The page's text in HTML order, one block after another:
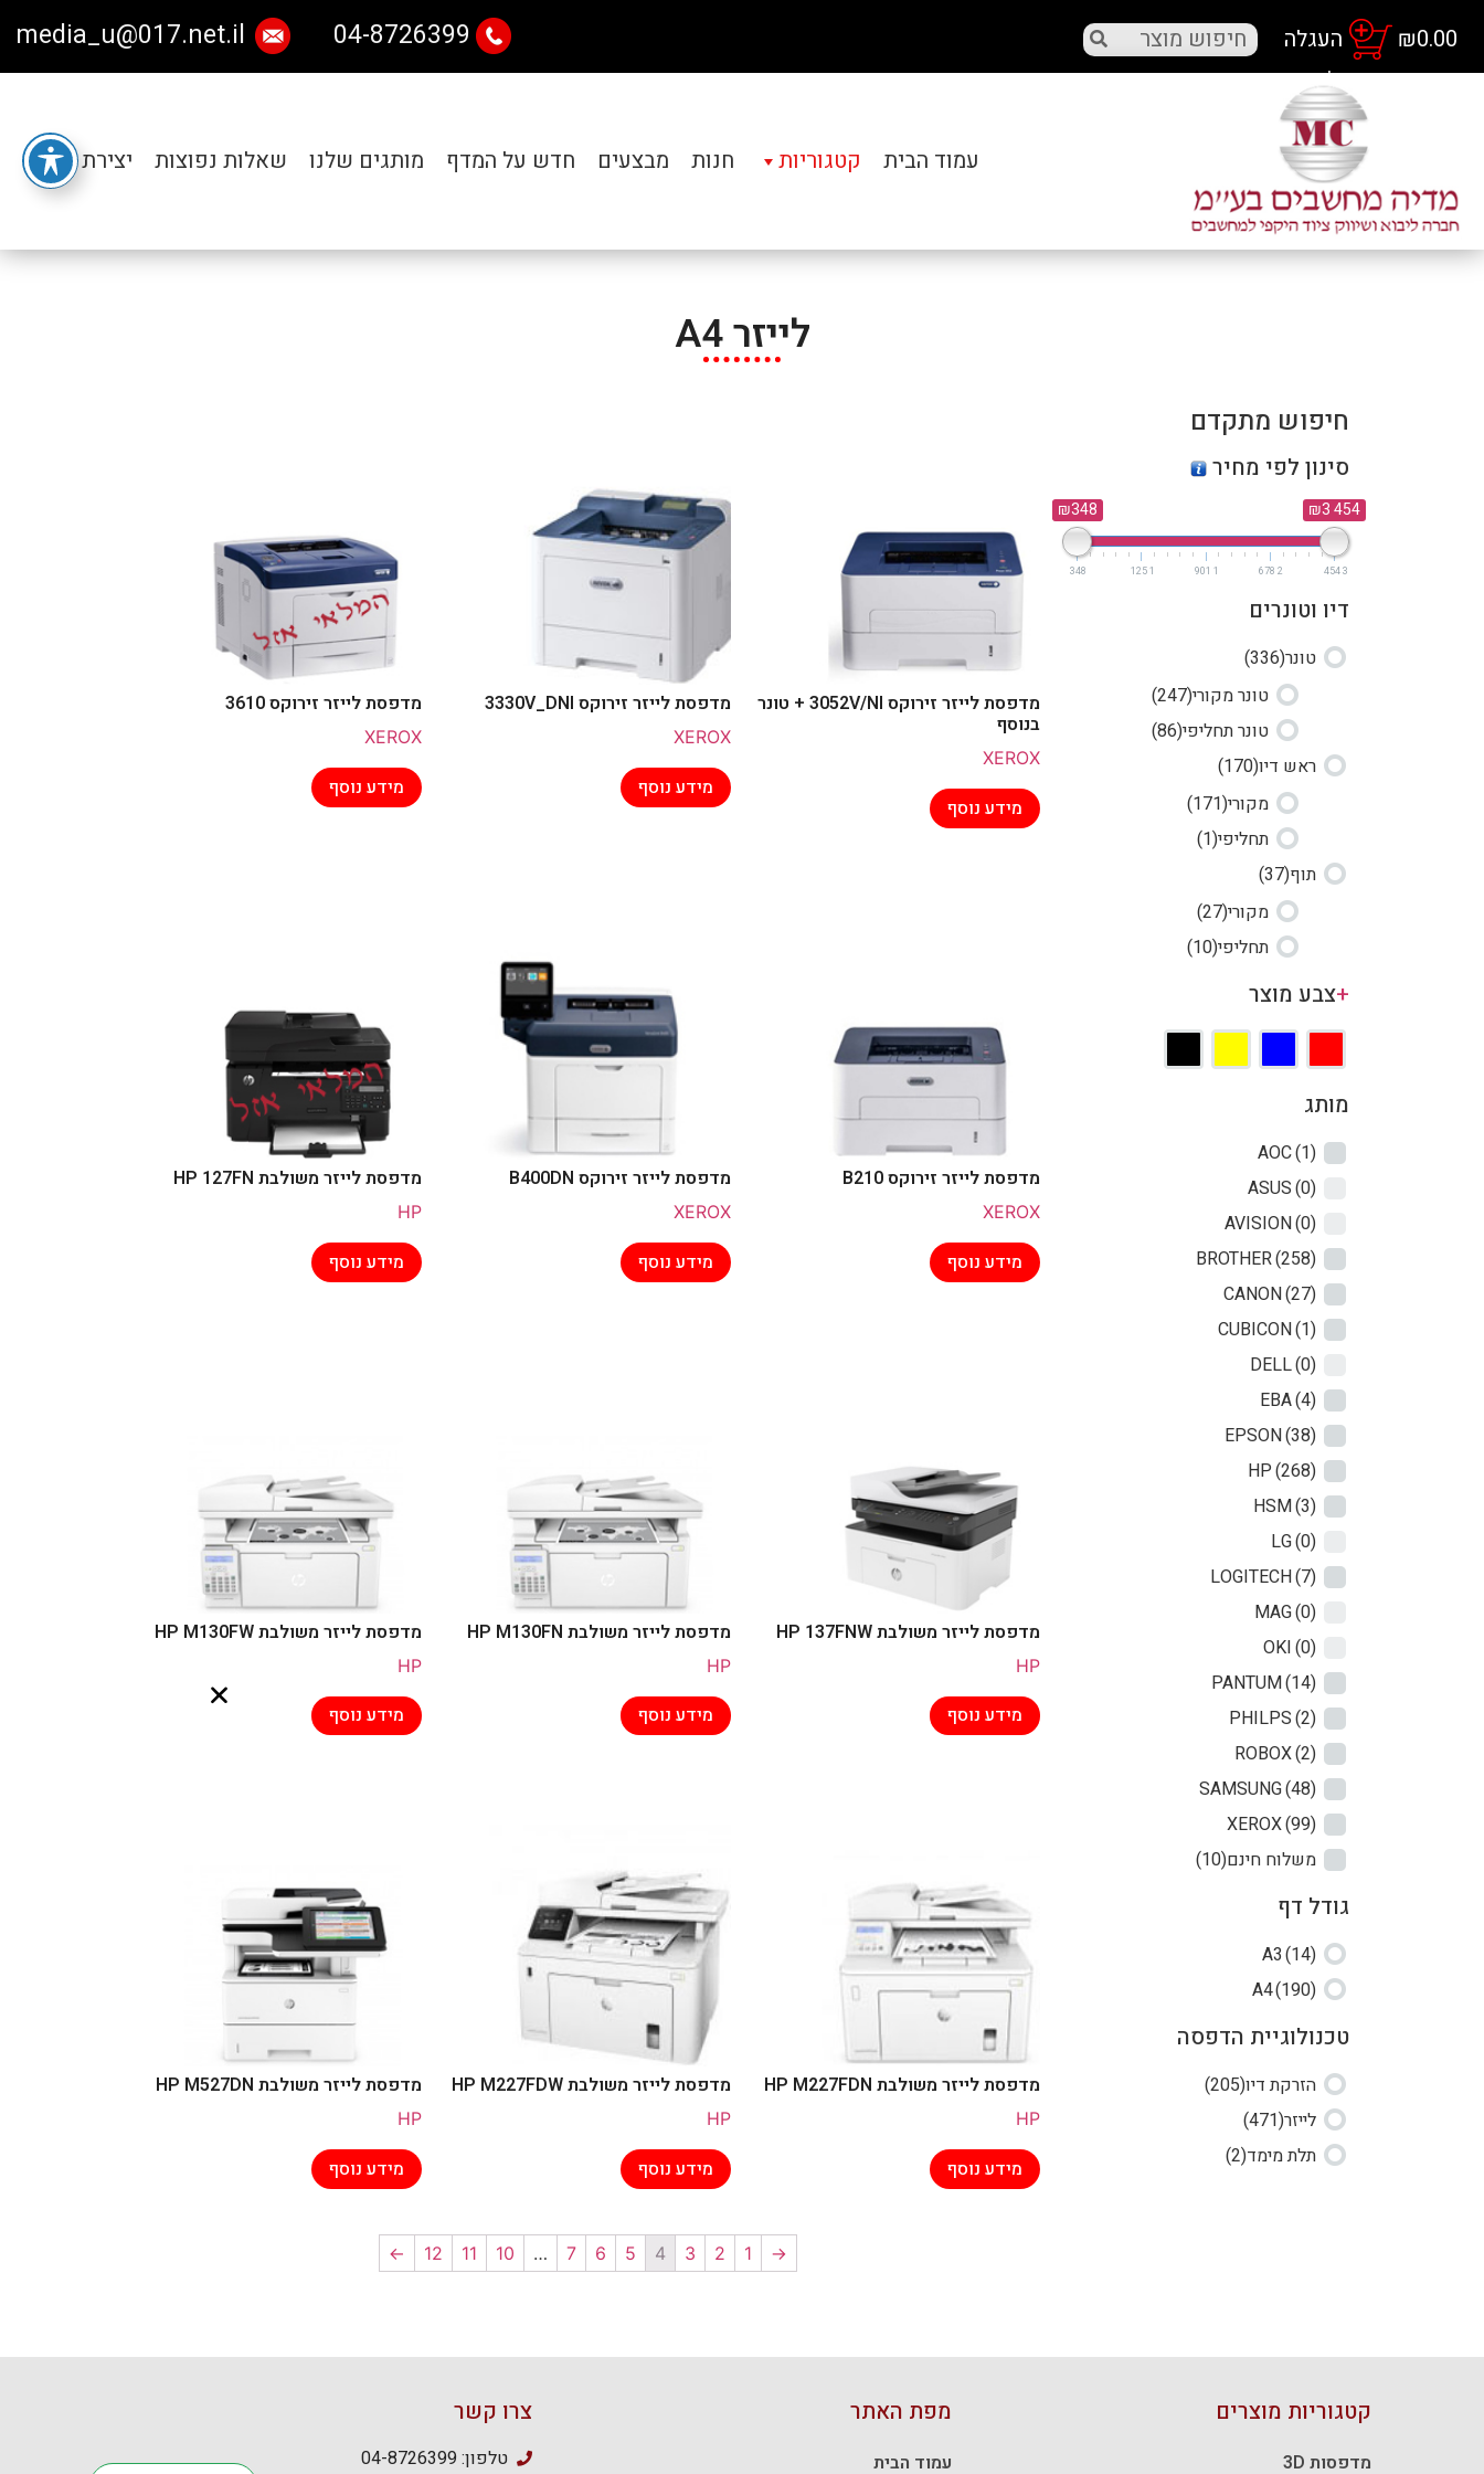
₪0.00
04-8726399
media_u@017.net.il
עמוד הבית קטגוריות חנות מבצעים חדש על המדף מותגים שלנו שאלות נפוצות יצירת קשר
לייזר A4
חיפוש מתקדם
סינון לפי מחיר
₪348 ₪3 454
348 1 125 1 901 2 678 3 454
דיו וטונרים
טונר(336)
טונר מקורי(247)
טונר תחליפי(86)
ראש דיו(170)
מקורי(171)
תחליפי(1)
תוף(37)
מקורי(27)
תחליפי(10)
צבע מוצר+
מותג
AOC(1)
ASUS(0)
AVISION(0)
BROTHER(258)
CANON(27)
CUBICON(1)
DELL(0)
EBA(4)
EPSON(38)
HP(268)
HSM(3)
LG(0)
LOGITECH(7)
MAG(0)
OKI(0)
PANTUM(14)
PHILPS(2)
ROBOX(2)
SAMSUNG(48)
XEROX(99)
משלוח חינם(10)
גודל דף
A3(14)
A4(190)
טכנולוגיית הדפסה
הזרקת דיו(205)
לייזר(471)
תלת מימד(2)
מדפסת לייזר זירוקס 3052V/NI + טונר
בנוסף
XEROX
מידע נוסף
מדפסת לייזר זירוקס 3330V_DNI
XEROX
מידע נוסף
מדפסת לייזר זירוקס 3610
XEROX
מידע נוסף
מדפסת לייזר זירוקס B210
XEROX
מידע נוסף
מדפסת לייזר זירוקס B400DN
XEROX
מידע נוסף
מדפסת לייזר משולבת HP 127FN
HP
מידע נוסף
מדפסת לייזר משולבת HP 137FNW
HP
מידע נוסף
מדפסת לייזר משולבת HP M130FN
HP
מידע נוסף
מדפסת לייזר משולבת HP M130FW
HP
מידע נוסף
מדפסת לייזר משולבת HP M227FDN
HP
מידע נוסף
מדפסת לייזר משולבת HP M227FDW
HP
מידע נוסף
מדפסת לייזר משולבת HP M527DN
HP
מידע נוסף
←
1
2
3
4
5
6
7
…
10
11
12
→
קטגוריות מוצרים
מדפסות 3D
מפת האתר
עמוד הבית
צרו קשר
טלפון: 04-8726399